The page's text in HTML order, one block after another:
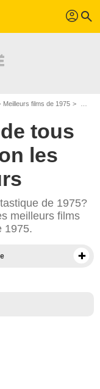
profil search
Meilleurs films de 1975
tous
les
de 1975?
meilleurs films
1975.